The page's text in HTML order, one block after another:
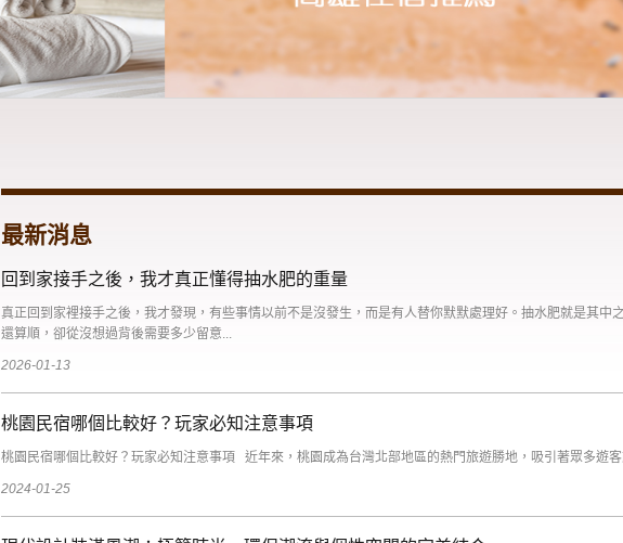
最新消息
回到家接手之後，我才真正懂得抽水肥的重量
真正回到家裡接手之後，我才發現，有些事情以前不是沒發生，而是有人替你默默處理好。抽水肥就是其中
還算順，卻從沒想過背後需要多少留意...
2026-01-13
桃園民宿哪個比較好？玩家必知注意事項
桃園民宿哪個比較好？玩家必知注意事項 近年來，桃園成為台灣北部地區的熱門旅遊勝地，吸引著眾多遊
2024-01-25